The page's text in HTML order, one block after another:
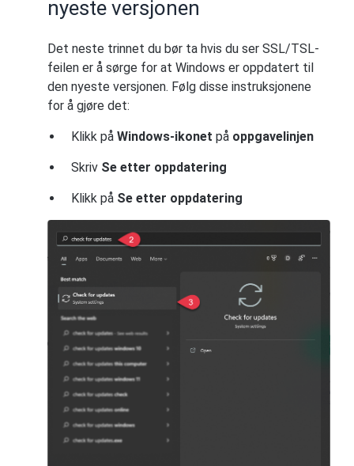
nyeste versjonen
Det neste trinnet du bør ta hvis du ser SSL/TSL-
feilen er å sørge for at Windows er oppdatert til
den nyeste versjonen. Følg disse instruksjonene
for å gjøre det:
Klikk på Windows-ikonet på oppgavelinjen
Skriv Se etter oppdatering
Klikk på Se etter oppdatering